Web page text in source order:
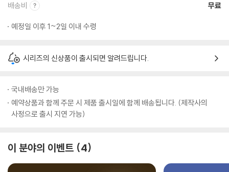
배송비 무료
예정일 이후 1~2일 이내 수령
시리즈의 신상품이 출시되면 알려드립니다.
국내배송만 가능
예약상품과 함께 주문 시 제품 출시일에 함께 배송됩니다. (제작사의
사정으로 출시 지연 가능)
이 분야의 이벤트 4